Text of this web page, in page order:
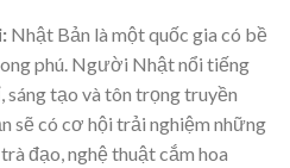
Nhật Bản là một quốc gia có bề
phú. Người Nhật nổi tiếng
sáng tạo và tôn trọng truyền
sẽ có cơ hội trải nghiệm những
đạo, nghệ thuật cắm hoa